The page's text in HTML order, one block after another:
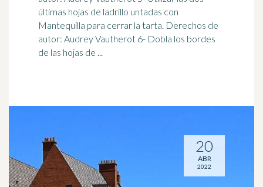
últimas hojas de ladrillo untadas con
Mantequilla para cerrar la tarta. Derechos de
autor: Audrey Vautherot 6- Dobla los bordes
de las hojas de ...
20
ABR
2022